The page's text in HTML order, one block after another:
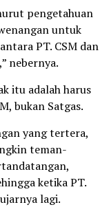
pengetahuan
untuk
PT. CSM dan
nebernya.
itu adalah harus
bukan Satgas.
yang tertera,
teman-
ketika PT.
lagi.